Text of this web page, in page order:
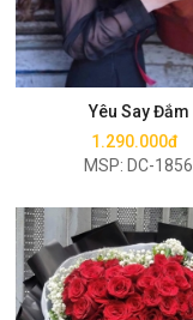
Yêu Say Đắm
1.290.000đ
MSP: DC-1856
Mua ngay